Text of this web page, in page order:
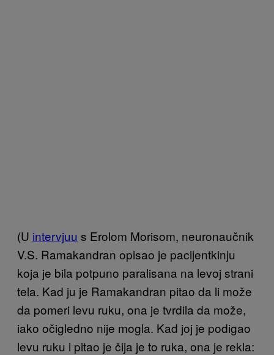
(U intervjuu s Erolom Morisom, neuronaučnik
V.S. Ramakandran opisao je pacijentkinju
koja je bila potpuno paralisana na levoj strani
tela. Kad ju je Ramakandran pitao da li može
da pomeri levu ruku, ona je tvrdila da može,
iako očigledno nije mogla. Kad joj je podigao
levu ruku i pitao je čija je to ruka, ona je rekla: